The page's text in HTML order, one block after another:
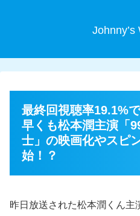
Johnny’s
最終回視聴率19.1%
早くも松本潤主演「
士」の映画化やスピ
始！？
昨日放送された松本潤くん主